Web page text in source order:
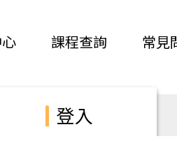
課程查詢 常見
登入